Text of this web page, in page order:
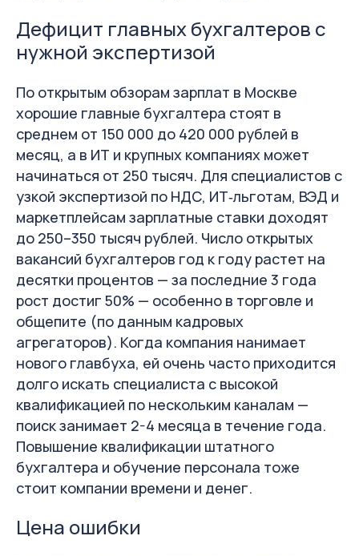
Дефицит главных бухгалтеров с
нужной экспертизой
По открытым обзорам зарплат в Москве
хорошие главные бухгалтера стоят в
среднем от 150 000 до 420 000 рублей в
месяц, а в ИТ и крупных компаниях может
начинаться от 250 тысяч. Для специалистов с
узкой экспертизой по НДС, ИТ‑льготам, ВЭД и
маркетплейсам зарплатные ставки доходят
до 250–350 тысяч рублей. Число открытых
вакансий бухгалтеров год к году растет на
десятки процентов — за последние 3 года
рост достиг 50% — особенно в торговле и
общепите (по данным кадровых
агрегаторов). Когда компания нанимает
нового главбуха, ей очень часто приходится
долго искать специалиста с высокой
квалификацией по нескольким каналам —
поиск занимает 2-4 месяца в течение года.
Повышение квалификации штатного
бухгалтера и обучение персонала тоже
стоит компании времени и денег.
Цена ошибки